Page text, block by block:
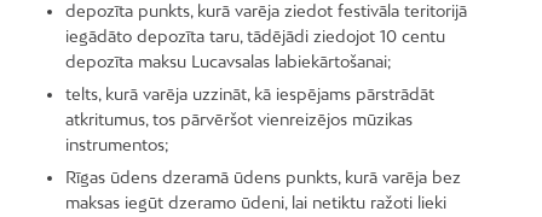
depozīta punkts, kurā varēja ziedot festivāla teritorijā
iegādāto depozīta taru, tādējādi ziedojot 10 centu
depozīta maksu Lucavsalas labiekārtošanai;
telts, kurā varēja uzzināt, kā iespējams pārstrādāt
atkritumus, tos pārvēršot vienreizējos mūzikas
instrumentos;
Rīgas ūdens dzeramā ūdens punkts, kurā varēja bez
maksas iegūt dzeramo ūdeni, lai netiktu ražoti lieki